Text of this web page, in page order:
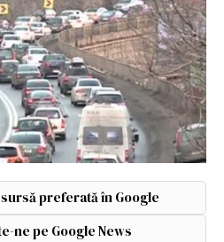
preferată în Google
ne pe Google News